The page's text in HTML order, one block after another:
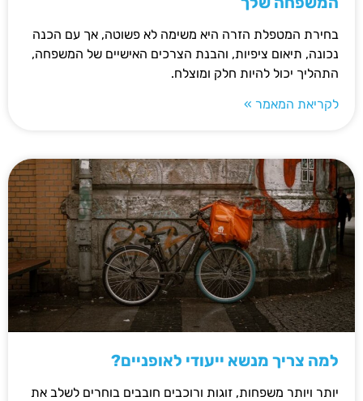
בחירת המטפלת הזרה היא משימה לא פשוטה, אך עם הכנה
נכונה, תיאום ציפיות, והבנת הצרכים האישיים של המשפחה,
התהליך יכול להיות חלק ומוצלח.
לקריאת המאמר »
למה צריך מנשא ייעודי לאופניים?
יותר ויותר משפחות, זוגות ורוכבים חובבים בוחרים לשלב את